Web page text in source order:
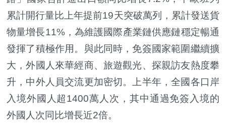
累計開行量比上年提前19天突破萬列，累計發送貨
物量增長11%，為維護國際產業鏈供應鏈穩定暢通
發揮了積極作用。與此同時，免簽國家範圍繼續擴
大，外國人來華經商、旅遊觀光、探親訪友熱度攀
升，中外人員交流更加密切。上半年，全國各口岸
入境外國人超1400萬人次，其中通過免簽入境的
外國人次同比增長近2倍。